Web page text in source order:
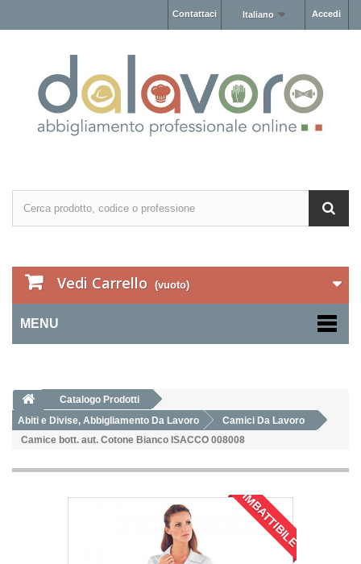
Accedi
Italiano
Contattaci
Vedi Carrello (vuoto)
MENU
Catalogo Prodotti
Abiti e Divise, Abbigliamento Da Lavoro
Camici Da Lavoro
Camice bott. aut. Cotone Bianco ISACCO 008008
IMBATTIBILE